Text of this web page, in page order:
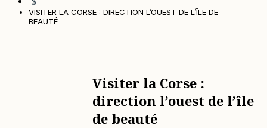
VISITER LA CORSE : DIRECTION L’OUEST DE L’ÎLE DE
BEAUTÉ
Visiter la Corse :
direction l’ouest de l’île
de beauté